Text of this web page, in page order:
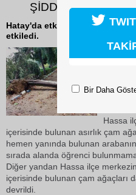
ŞİDDETLİ FIRTINA
Hatay'da etkisini gösteren
etkiledi.
12
ve
Hassa
içerisinde bulunan asırlık çam
hemen yanında bulunan
sırada alanda öğrenci
Diğer yandan Hassa ilçe
içerisinde bulunan çam ağaçları
devrildi.
Bir Daha